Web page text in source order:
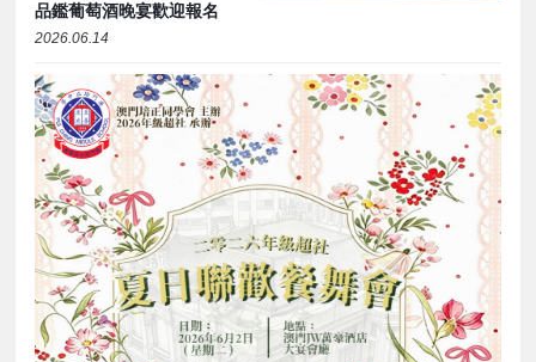
品鑑葡萄酒晚宴歡迎報名
2026.06.14